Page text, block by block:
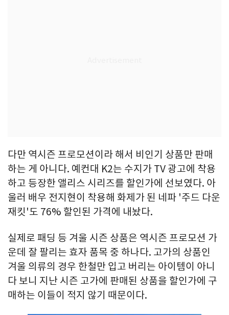
다만 역시즌 프로모션이라 해서 비인기 상품만 판매
하는 게 아니다. 예컨대 K2는 수지가 TV 광고에 착용
하고 등장한 앨리스 시리즈를 할인가에 선보였다. 아
울러 배우 전지현이 착용해 화제가 된 네파 '주드 다운
재킷'도 76% 할인된 가격에 내놨다.
실제로 패딩 등 겨울 시즌 상품은 역시즌 프로모션 가
운데 잘 팔리는 효자 품목 중 하나다. 고가의 상품인
겨울 의류의 경우 한철만 입고 버리는 아이템이 아니
다 보니 지난 시즌 고가에 판매된 상품을 할인가에 구
매하는 이들이 적지 않기 때문이다.